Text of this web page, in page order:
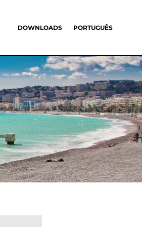
DOWNLOADS PORTUGUÊS